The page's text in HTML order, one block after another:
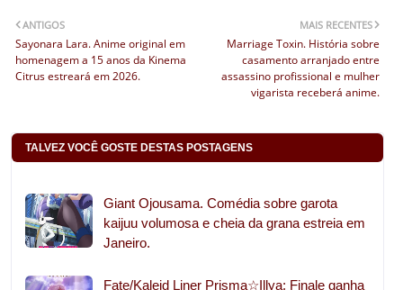
MAIS RECENTES
Marriage Toxin. História sobre
casamento arranjado entre
assassino profissional e mulher
vigarista receberá anime.
ANTIGOS
Sayonara Lara. Anime original em
homenagem a 15 anos da Kinema
Citrus estreará em 2026.
TALVEZ VOCÊ GOSTE DESTAS POSTAGENS
Giant Ojousama. Comédia sobre garota
kaijuu volumosa e cheia da grana estreia em
Janeiro.
Fate/Kaleid Liner Prisma☆Illya: Finale ganha